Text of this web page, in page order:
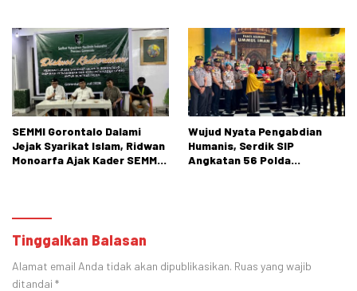
SEMMI Gorontalo Dalami
Jejak Syarikat Islam, Ridwan
Monoarfa Ajak Kader SEMMI
Wujud Nyata Pengabdian
Humanis, Serdik SIP
Angkatan 56 Polda
Tinggalkan Balasan
Alamat email Anda tidak akan dipublikasikan. Ruas yang wajib
ditandai *